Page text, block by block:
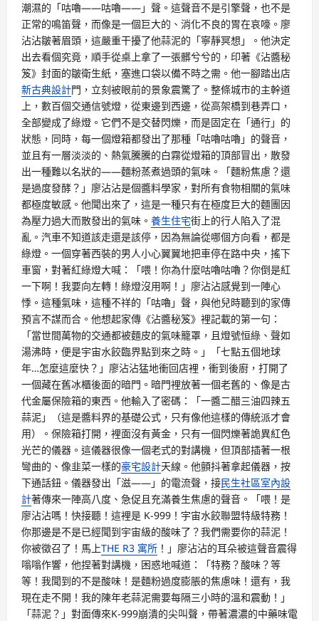
潮濕的「咕嚕——咕嚕——」聲。這聲音不是引擎聲，也不是
正常的鳴笛聲，而像是一個巨大的、消化不良的胃在哀嚎。廖
沾沾皺著眉頭，這嚴重干擾了他蒜泥的「寧靜冥想」。他決定
出去看個究竟，順手從桌上拿了一張髒兮兮的，印著《沾醬秘
笈》封面的皺衛生紙，塞進口袋以備不時之需。他一腳踏出店
新古典設計門，立刻被眼前的景象震驚了。整條城市的主幹道
上，數百個交通信號燈，從東邊到西邊，從高架橋到巷弄口，
全部變成了綠燈。它們不是交替閃爍，而是固定在「通行」的
狀態，同時，每一個燈箱都發出了那種「咕嚕咕嚕」的聲音，
並且有一層淡淡的、熱氣騰騰的白霧從燈箱的頂部冒出，散發
出一種難以名狀的——麵粉蒸煮過頭的氣味。「麵粉焦慮？還
是過度發酵？」廖沾沾是個醬料學家，對所有食物相關的氣味
都極度敏感。他聞出來了，這是一種只有在極度巨大的麵團因
為壓力過大而散發出的氣味。 養生住宅街上的行人陷入了混
亂。汽車不知道該走還是該停，因為無論從哪個方向看，都是
綠燈。一個穿著西裝的男人小心翼翼地把車停在路中央，搖下
車窗，對著紅綠燈大喊：「喂！你為什麼咕嚕咕嚕？你倒是紅
一下啊！我要向左轉！綠燈沒用啊！」廖沾沾感覺到一陣心
悸。這種氣味，這種不祥的「咕嚕」聲，與他兒時聽到的家傳
預言不謀而合。他想起家傳《沾醬秘笈》裡記載的第一句：
「當世間萬物的交通都被麵皮的氣味籠罩，且燈號恒綠、聲如
湯沸時，便是宇宙水餃臨界點到來之時。」「七點五個地球
年…怎麼這麼快？」廖沾沾猛地衝回店裡，衝到後廚，打開了
一個藏在舊冰櫃後面的暗門。暗門裡放著一個老舊的、像是古
代金屬保險箱的東西。他輸入了密碼：「一醬二醋三油四辣五
蒜泥」（這是醬料界的基礎公式，只有像他這樣的傳統派才會
用）。保險箱打開，裡面沒有黃金，只有一個閃爍著詭異紅色
光芒的儀器。這儀器很像一個老式的對講機，但頂部插著一根
彎曲的、像韭菜一樣的豪宅設計天線。他顫抖著拿起儀器，按
下通話鈕。儀器發出「滋——」的電流聲，接民生社區室內設
計著傳來一陣高八度、急促且充滿養生焦慮的聲音。「喂！是
廖沾沾嗎！快接聽！這裡是 K-999！宇宙水餃聯盟特級特務！
你那邊是不是已經聞到宇宙級的酸味了？我們需要你的蒜泥！
你被徵召了！馬上THE R3 寓所 ！」廖沾沾的耳朵被這聲音震得
嗡嗡作響，他捏著對講機，困惑地喊道：「特務？酸味？等
等！我聞到的不是酸味！是麵粉過度膨脹的焦慮味！還有，我
現在走不開！我的陳年老蒜泥需要每隔三小時的溫和震動！」
「蒜泥？」對面傳來K-999崩潰的尖叫聲，帶著濃濃的中藥味電